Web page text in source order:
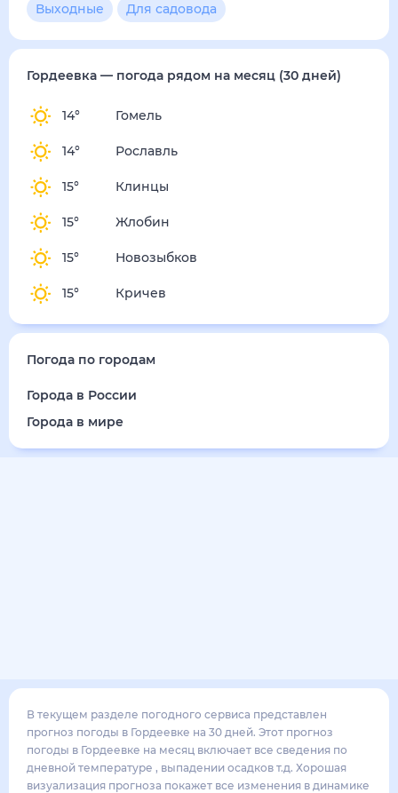
Выходные
Для садовода
Гордеевка — погода рядом на месяц (30 дней)
14° Гомель
14° Рославль
15° Клинцы
15° Жлобин
15° Новозыбков
15° Кричев
Погода по городам
Города в России
Города в мире
В текущем разделе погодного сервиса представлен
прогноз погоды в Гордеевке на 30 дней. Этот прогноз
погоды в Гордеевке на месяц включает все сведения по
дневной температуре , выпадении осадков т.д. Хорошая
визуализация прогноза покажет все изменения в динамике